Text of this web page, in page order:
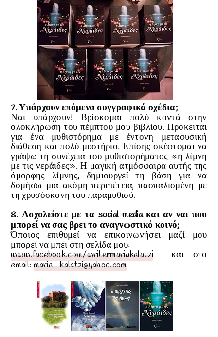
7. Υπάρχουν επόμενα συγγραφικά σχέδια;
Ναι υπάρχουν! Βρίσκομαι πολύ κοντά στην
ολοκλήρωση του πέμπτου μου βιβλίου. Πρόκειται
για ένα μυθιστόρημα με έντονη μεταφυσική
διάθεση και πολύ μυστήριο. Επίσης σκέφτομαι να
γράψω τη συνέχεια του μυθιστορήματος «η λίμνη
με τις νεράιδες». Η μαγική ατμόσφαιρα αυτής της
όμορφης λίμνης, δημιουργεί τη βάση για να
δομήσω μια ακόμη περιπέτεια, πασπαλισμένη με
τη χρυσόσκονη του παραμυθιού.
8. Ασχολείστε με τα social media και αν ναι που
μπορεί να σας βρει το αναγνωστικό κοινό;
Όποιος επιθυμεί να επικοινωνήσει μαζί μου
μπορεί να μπει στη σελίδα μου:
www.facebook.com/writermariakalatziκαι στο
email: maria_kalatzi@yahoo.com